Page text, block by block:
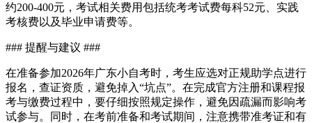
约200-400元，考试相关费用包括统考考试费每科52元、实践
考核费以及毕业申请费等。
### 提醒与建议 ###
在准备参加2026年广东小自考时，考生应选对正规助学点进行
报名，查证资质，避免掉入“坑点”。在完成官方注册和课程报
考与缴费过程中，要仔细按照规定操作，避免因疏漏而影响考
试参与。同时，在考前准备和考试期间，注意携带准考证和有